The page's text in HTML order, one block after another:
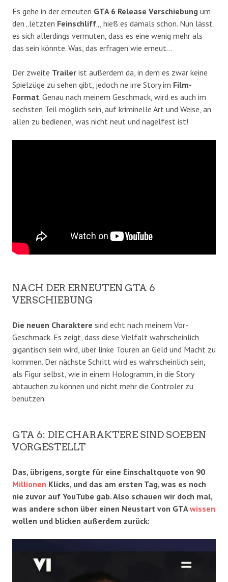
Es gehe in der erneuten GTA 6 Release Verschiebung um
den „letzten Feinschliff„, hieß es damals schon. Nun lässt
es sich allerdings vermuten, dass es eine wenig mehr als
das sein könnte. Was, das erfragen wie erneut…
Der zweite Trailer ist außerdem da, in dem es zwar keine
Spielzüge zu sehen gibt, jedoch ne irre Story im Film-
Format. Genau nach meinem Geschmack, wird es auch im
sechsten Teil möglich sein, auf kriminelle Art und Weise, an
allen zu bedienen, was nicht neut und nagelfest ist!
NACH DER ERNEUTEN GTA 6
VERSCHIEBUNG
Die neuen Charaktere sind echt nach meinem Vor-
Geschmack. Es zeigt, dass diese Vielfalt wahrscheinlich
gigantisch sein wird, über linke Touren an Geld und Macht zu
kommen. Der nächste Schritt wird es wahrscheinlich sein,
als Figur selbst, wie in einem Hologramm, in die Story
abtauchen zu können und nicht mehr die Controler zu
benutzen.
GTA 6: DIE CHARAKTERE SIND SOEBEN
VORGESTELLT
Das, übrigens, sorgte für eine Einschaltquote von 90
Millionen Klicks, und das am ersten Tag, was es noch
nie zuvor auf YouTube gab. Also schauen wir doch mal,
was andere schon über einen Neustart von GTAwissen
wollen und blicken außerdem zurück: